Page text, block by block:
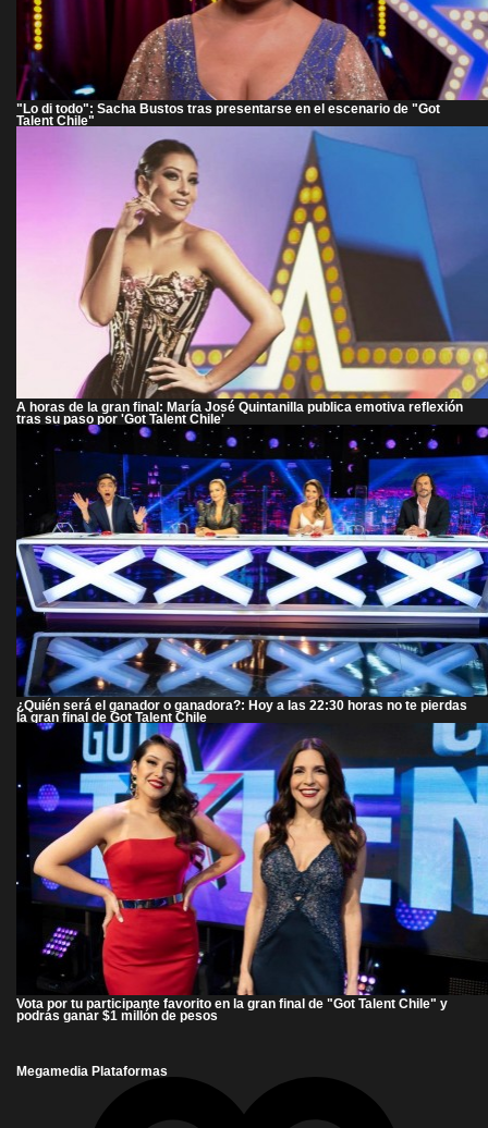
"Lo di todo": Sacha Bustos tras presentarse en el escenario de "Got
Talent Chile"
A horas de la gran final: María José Quintanilla publica emotiva reflexión
tras su paso por 'Got Talent Chile'
¿Quién será el ganador o ganadora?: Hoy a las 22:30 horas no te pierdas
la gran final de Got Talent Chile
Vota por tu participante favorito en la gran final de "Got Talent Chile" y
podrás ganar $1 millón de pesos
Megamedia Plataformas